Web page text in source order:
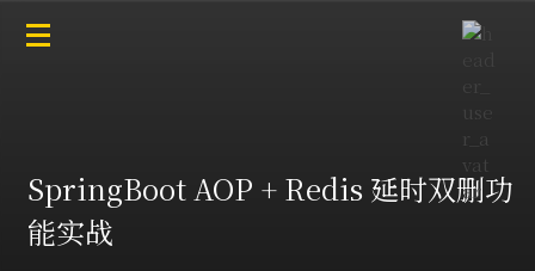
SpringBoot AOP + Redis 延时双删功
能实战